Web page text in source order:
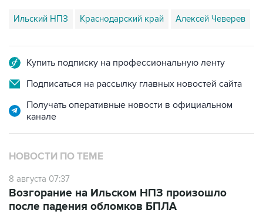
Ильский НПЗ Краснодарский край Алексей Чеверев
Купить подписку на профессиональную ленту
Подписаться на рассылку главных новостей сайта
Получать оперативные новости в официальном
канале
НОВОСТИ ПО ТЕМЕ
8 августа 07:37
Возгорание на Ильском НПЗ произошло
после падения обломков БПЛА